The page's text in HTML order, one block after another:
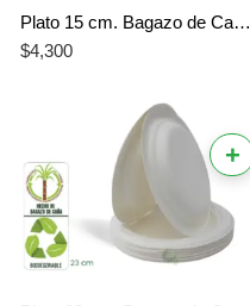
Plato 15 cm. Bagazo de Caña Biodegradable x 20 Unidades
$4,300
+